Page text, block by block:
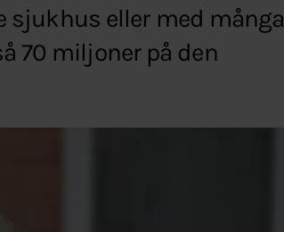
eller med många
70 miljoner på den